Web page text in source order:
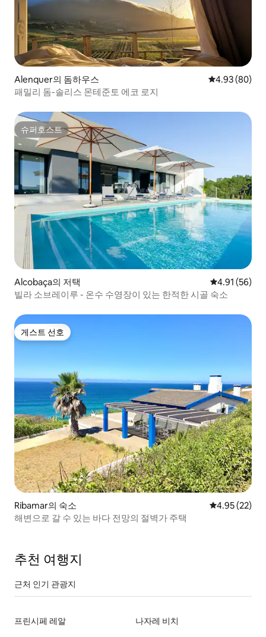
Alenquer의 돔하우스 평점 4.93점(5
4.93 (80)
패밀리 돔-솔리스 몬테준토 에코 로지
슈퍼호스트
슈퍼호스트
Alcobaça의 저택 평점 4.91점
4.91 (56)
빌라 소브레이루 - 온수 수영장이 있는 한적한 시골 숙소
게스트 선호
게스트 선호
Ribamar의 숙소 평점 4.95점(5
4.95 (22)
해변으로 갈 수 있는 바다 전망의 절벽가 주택
추천 여행지
근처 인기 관광지
프린시페 레알 나자레 비치